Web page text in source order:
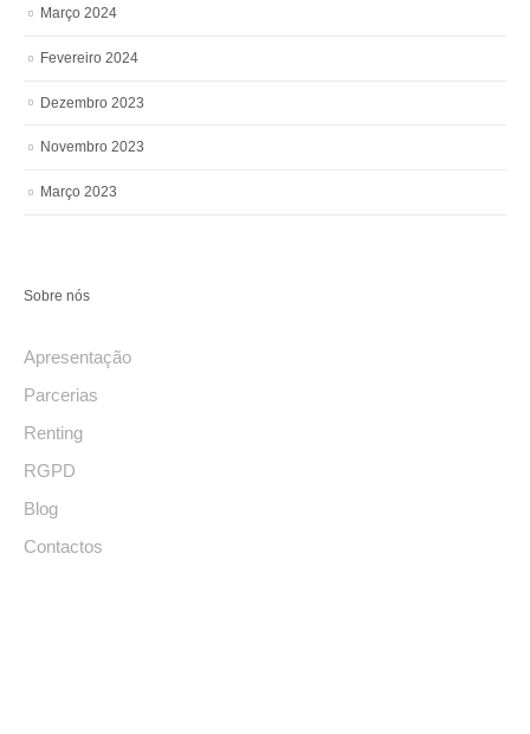
Março 2024
Fevereiro 2024
Dezembro 2023
Novembro 2023
Março 2023
Sobre nós
Apresentação
Parcerias
Renting
RGPD
Blog
Contactos